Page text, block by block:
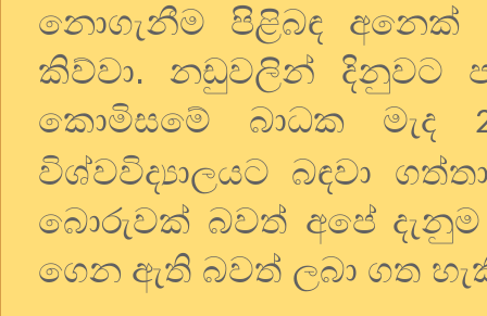
නොගැනීම පිළිබඳ අනෙක්
කිව්වා. නඩුවලින් දිනුවට
කොමිසමේ බාධක මැද
විශ්වවිද්‍යාලයට බඳවා
බොරුවක් බවත් අපේ දැනුම
ගෙන ඇති බවත් ලබා ගත